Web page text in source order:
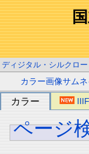
ディジタル・シルクロー
カラー画像サム
カラー
ページ